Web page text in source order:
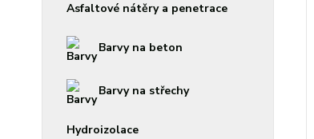
Asfaltové nátěry a penetrace
Barvy na beton
Barvy na střechy
Hydroizolace